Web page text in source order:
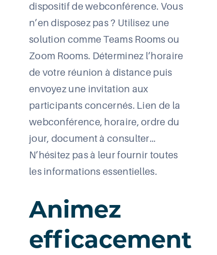
dispositif de webconférence. Vous
n’en disposez pas ? Utilisez une
solution comme Teams Rooms ou
Zoom Rooms. Déterminez l’horaire
de votre réunion à distance puis
envoyez une invitation aux
participants concernés. Lien de la
webconférence, horaire, ordre du
jour, document à consulter…
N’hésitez pas à leur fournir toutes
les informations essentielles.
Animez
efficacement